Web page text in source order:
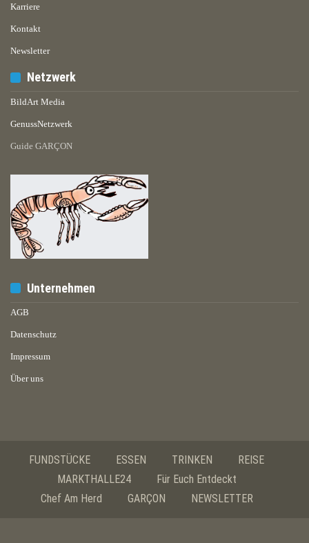
Karriere
Kontakt
Newsletter
Netzwerk
BildArt Media
GenussNetzwerk
Guide GARÇON
Unternehmen
AGB
Datenschutz
Impressum
Über uns
FUNDSTÜCKE ESSEN TRINKEN
REISE
MARKTHALLE24
Für Euch Entdeckt
Chef Am Herd
GARÇON NEWSLETTER